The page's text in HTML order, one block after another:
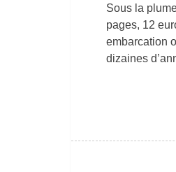
Sous la
pages, 12
embarcation
dizaines